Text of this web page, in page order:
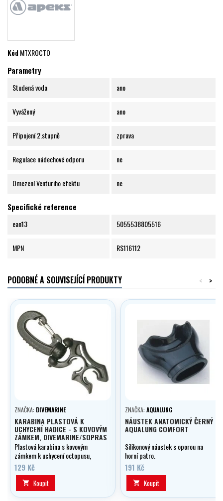
KódMTXROCTO
Parametry
Studená voda ano
Vyvážený ano
Připojení 2.stupně zprava
Regulace nádechové odporu ne
Omezení Venturiho efektu ne
Specifické reference
ean13 5055538805516
MPN RS116112
PODOBNÉ A SOUVISEJÍCÍ PRODUKTY >
<
ZNAČKA: DIVEMARINE
KARABINA PLASTOVÁ K
UCHYCENÍ HADICE - S KOVOVÝM
ZÁMKEM, DIVEMARINE/SOPRAS
Plastová karabina s kovovým
zámkem k uchycení octopusu,
manometru atd. na žaket či
křídlo.
129 Kč
 Koupit
ZNAČKA: AQUALUNG
NÁUSTEK ANATOMICKÝ ČERNÝ
AQUALUNG COMFORT
Silikonový náustek s oporou na
horní patro.
191 Kč
 Koupit